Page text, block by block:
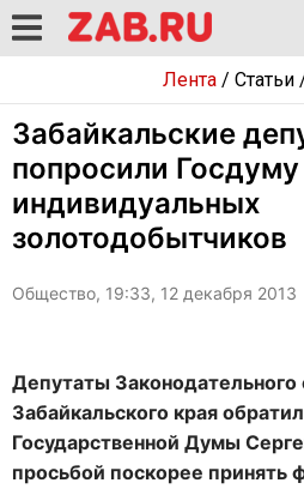
Лента/ Статьи
Забайкальские
попросили Госдуму
индивидуальных
золотодобытчиков
Общество, 19:33, 12 декабря 2013
Депутаты Законодательного
Забайкальского края
Государственной Думы
просьбой поскорее принять